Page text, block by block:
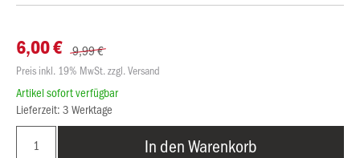
6,00 € 9,99 €
Preis inkl. 19% MwSt. zzgl. Versand
Artikel sofort verfügbar
Lieferzeit: 3 Werktage
In den Warenkorb